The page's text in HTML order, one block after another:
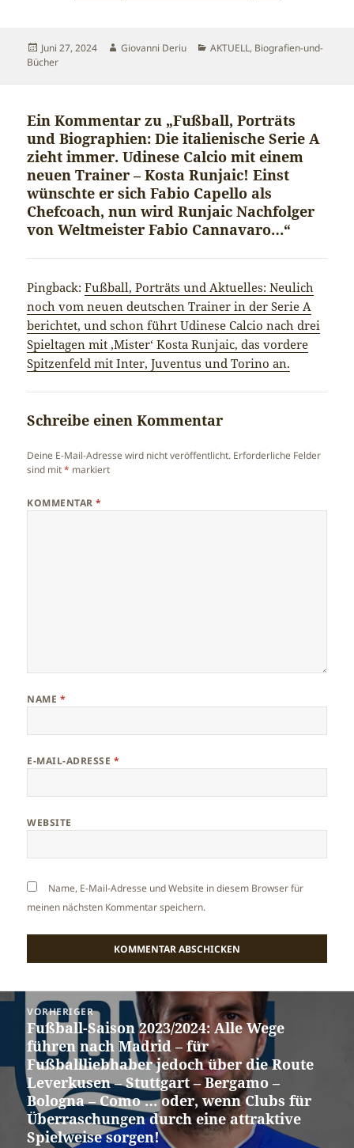
Veröffentlicht
am
Juni 27, 2024 Autor
Giovanni Deriu Kategorien
AKTUELL, Biografien-und-
Bücher
Ein Kommentar zu „Fußball, Porträts
und Biographien: Die italienische Serie A
zieht immer. Udinese Calcio mit einem
neuen Trainer – Kosta Runjaic! Einst
wünschte er sich Fabio Capello als
Chefcoach, nun wird Runjaic Nachfolger
von Weltmeister Fabio Cannavaro…“
Pingback:Fußball, Porträts und Aktuelles: Neulich
noch vom neuen deutschen Trainer in der Serie A
berichtet, und schon führt Udinese Calcio nach drei
Spieltagen mit ‚Mister‘ Kosta Runjaic, das vordere
Spitzenfeld mit Inter, Juventus und Torino an.
Schreibe einen Kommentar
Deine E-Mail-Adresse wird nicht veröffentlicht. Erforderliche Felder
sind mit* markiert
KOMMENTAR*
NAME *
E-MAIL-ADRESSE *
WEBSITE
Name, E-Mail-Adresse und Website in diesem Browser für
meinen nächsten Kommentar speichern.
Beitragsnavigation
VORHERIGER
Vorheriger
Beitrag:
Fußball-Saison 2023/2024: Alle Wege
führen nach Madrid – für
Fußballliebhaber jedoch über die Route
Leverkusen – Stuttgart – Bergamo –
Bologna – Como … oder, wenn Clubs für
Überraschungen durch eine attraktive
Spielweise sorgen!